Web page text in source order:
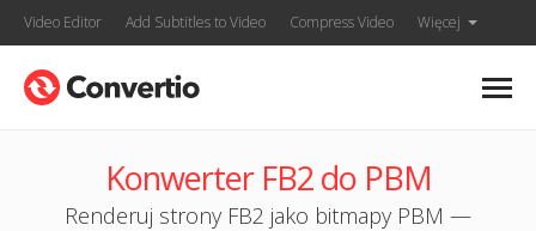
Video Editor Add Subtitles to Video Compress Video Więcej
Konwerter FB2 do PBM
Renderuj strony FB2 jako bitmapy PBM —